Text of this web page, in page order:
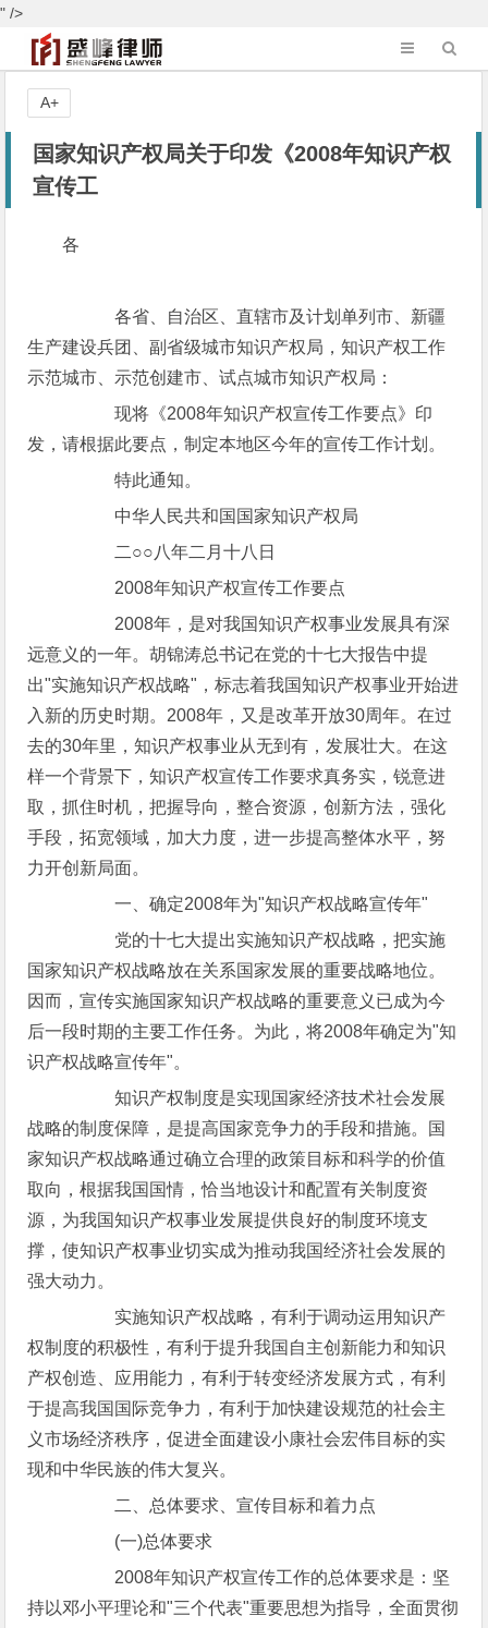
" />
国家知识产权局关于印发《2008年知识产权
宣传工
各
各省、自治区、直辖市及计划单列市、新疆
生产建设兵团、副省级城市知识产权局，知识产权工作
示范城市、示范创建市、试点城市知识产权局：
现将《2008年知识产权宣传工作要点》印
发，请根据此要点，制定本地区今年的宣传工作计划。
特此通知。
中华人民共和国国家知识产权局
二○○八年二月十八日
2008年知识产权宣传工作要点
2008年，是对我国知识产权事业发展具有深
远意义的一年。胡锦涛总书记在党的十七大报告中提
出"实施知识产权战略"，标志着我国知识产权事业开始进
入新的历史时期。2008年，又是改革开放30周年。在过
去的30年里，知识产权事业从无到有，发展壮大。在这
样一个背景下，知识产权宣传工作要求真务实，锐意进
取，抓住时机，把握导向，整合资源，创新方法，强化
手段，拓宽领域，加大力度，进一步提高整体水平，努
力开创新局面。
一、确定2008年为"知识产权战略宣传年"
党的十七大提出实施知识产权战略，把实施
国家知识产权战略放在关系国家发展的重要战略地位。
因而，宣传实施国家知识产权战略的重要意义已成为今
后一段时期的主要工作任务。为此，将2008年确定为"知
识产权战略宣传年"。
知识产权制度是实现国家经济技术社会发展
战略的制度保障，是提高国家竞争力的手段和措施。国
家知识产权战略通过确立合理的政策目标和科学的价值
取向，根据我国国情，恰当地设计和配置有关制度资
源，为我国知识产权事业发展提供良好的制度环境支
撑，使知识产权事业切实成为推动我国经济社会发展的
强大动力。
实施知识产权战略，有利于调动运用知识产
权制度的积极性，有利于提升我国自主创新能力和知识
产权创造、应用能力，有利于转变经济发展方式，有利
于提高我国国际竞争力，有利于加快建设规范的社会主
义市场经济秩序，促进全面建设小康社会宏伟目标的实
现和中华民族的伟大复兴。
二、总体要求、宣传目标和着力点
(一)总体要求
2008年知识产权宣传工作的总体要求是：坚
持以邓小平理论和"三个代表"重要思想为指导，全面贯彻
A+